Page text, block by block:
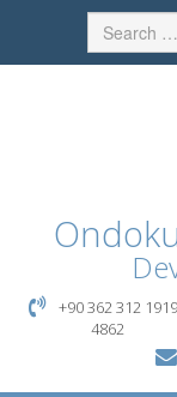
+90 362 312
4862